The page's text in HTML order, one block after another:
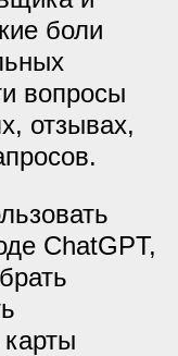
боли
вопросы
отзывах,
ChatGPT,
карты